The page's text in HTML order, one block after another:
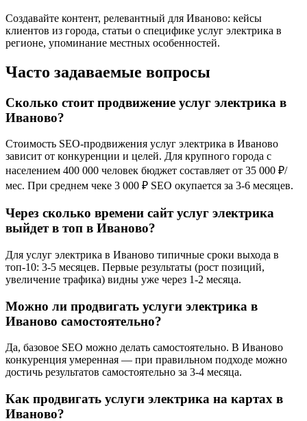
Создавайте контент, релевантный для Иваново: кейсы
клиентов из города, статьи о специфике услуг электрика в
регионе, упоминание местных особенностей.
Часто задаваемые вопросы
Сколько стоит продвижение услуг электрика в
Иваново?
Стоимость SEO-продвижения услуг электрика в Иваново
зависит от конкуренции и целей. Для крупного города с
населением 400 000 человек бюджет составляет от 35 000 ₽/
мес. При среднем чеке 3 000 ₽ SEO окупается за 3-6 месяцев.
Через сколько времени сайт услуг электрика
выйдет в топ в Иваново?
Для услуг электрика в Иваново типичные сроки выхода в
топ-10: 3-5 месяцев. Первые результаты (рост позиций,
увеличение трафика) видны уже через 1-2 месяца.
Можно ли продвигать услуги электрика в
Иваново самостоятельно?
Да, базовое SEO можно делать самостоятельно. В Иваново
конкуренция умеренная — при правильном подходе можно
достичь результатов самостоятельно за 3-4 месяца.
Как продвигать услуги электрика на картах в
Иваново?